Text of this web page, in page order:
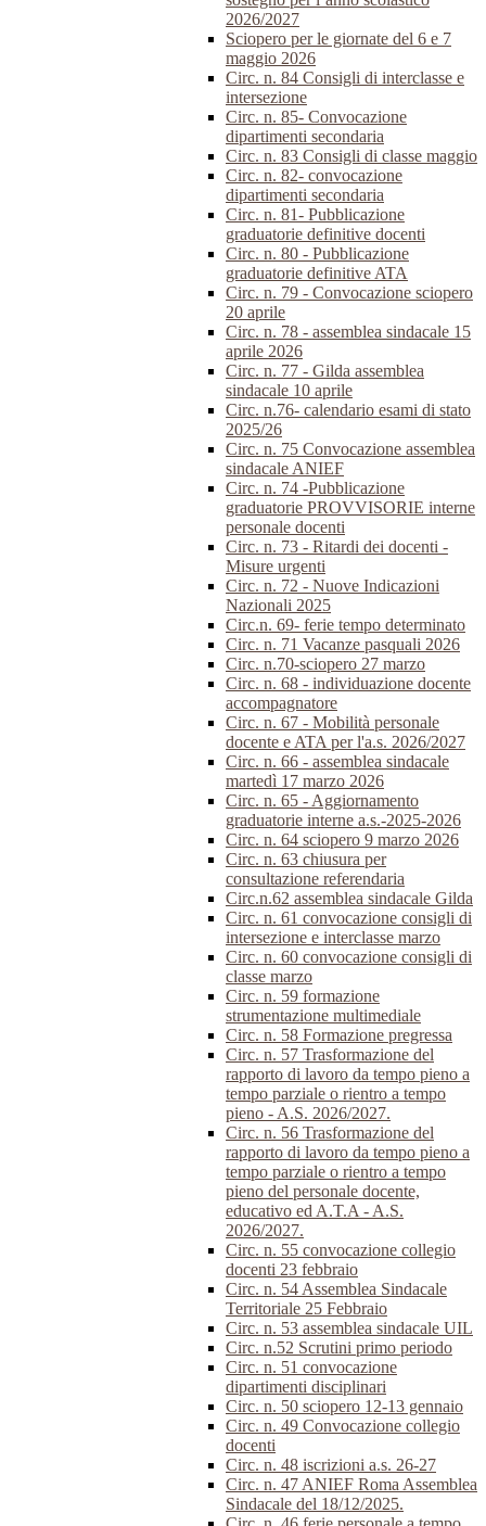
2026/2027
Sciopero per le giornate del 6 e 7
maggio 2026
Circ. n. 84 Consigli di interclasse e
intersezione
Circ. n. 85- Convocazione
dipartimenti secondaria
Circ. n. 83 Consigli di classe maggio
Circ. n. 82- convocazione
dipartimenti secondaria
Circ. n. 81- Pubblicazione
graduatorie definitive docenti
Circ. n. 80 - Pubblicazione
graduatorie definitive ATA
Circ. n. 79 - Convocazione sciopero
20 aprile
Circ. n. 78 - assemblea sindacale 15
aprile 2026
Circ. n. 77 - Gilda assemblea
sindacale 10 aprile
Circ. n.76- calendario esami di stato
2025/26
Circ. n. 75 Convocazione assemblea
sindacale ANIEF
Circ. n. 74 -Pubblicazione
graduatorie PROVVISORIE interne
personale docenti
Circ. n. 73 - Ritardi dei docenti -
Misure urgenti
Circ. n. 72 - Nuove Indicazioni
Nazionali 2025
Circ.n. 69- ferie tempo determinato
Circ. n. 71 Vacanze pasquali 2026
Circ. n.70-sciopero 27 marzo
Circ. n. 68 - individuazione docente
accompagnatore
Circ. n. 67 - Mobilità personale
docente e ATA per l'a.s. 2026/2027
Circ. n. 66 - assemblea sindacale
martedì 17 marzo 2026
Circ. n. 65 - Aggiornamento
graduatorie interne a.s.-2025-2026
Circ. n. 64 sciopero 9 marzo 2026
Circ. n. 63 chiusura per
consultazione referendaria
Circ.n.62 assemblea sindacale Gilda
Circ. n. 61 convocazione consigli di
intersezione e interclasse marzo
Circ. n. 60 convocazione consigli di
classe marzo
Circ. n. 59 formazione
strumentazione multimediale
Circ. n. 58 Formazione pregressa
Circ. n. 57 Trasformazione del
rapporto di lavoro da tempo pieno a
tempo parziale o rientro a tempo
pieno - A.S. 2026/2027.
Circ. n. 56 Trasformazione del
rapporto di lavoro da tempo pieno a
tempo parziale o rientro a tempo
pieno del personale docente,
educativo ed A.T.A - A.S.
2026/2027.
Circ. n. 55 convocazione collegio
docenti 23 febbraio
Circ. n. 54 Assemblea Sindacale
Territoriale 25 Febbraio
Circ. n. 53 assemblea sindacale UIL
Circ. n.52 Scrutini primo periodo
Circ. n. 51 convocazione
dipartimenti disciplinari
Circ. n. 50 sciopero 12-13 gennaio
Circ. n. 49 Convocazione collegio
docenti
Circ. n. 48 iscrizioni a.s. 26-27
Circ. n. 47 ANIEF Roma Assemblea
Sindacale del 18/12/2025.